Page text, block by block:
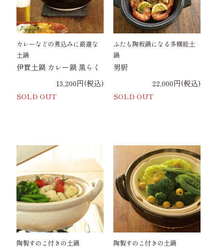
カレーなどの煮込みに最適な
土鍋
伊賀土鍋 カレー鍋 黒らく
13,200円(税込)
SOLD OUT
ふたも陶板鍋になる多機能土
鍋
男厨
22,000円(税込)
SOLD OUT
陶製すのこ付きの土鍋 陶製すのこ付きの土鍋